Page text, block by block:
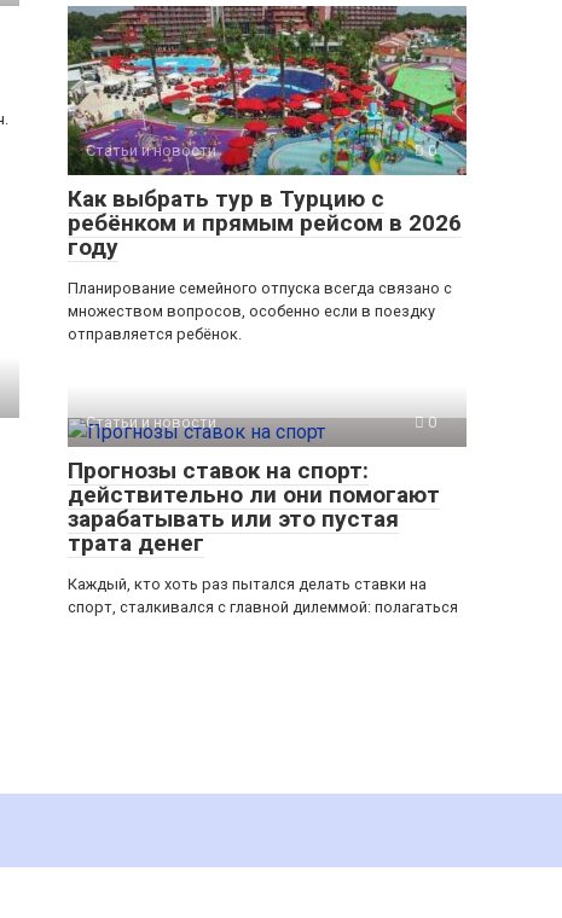
Статьи и новости 0
Как выбрать тур в Турцию с
ребёнком и прямым рейсом в 2026
году
Планирование семейного отпуска всегда связано с
множеством вопросов, особенно если в поездку
отправляется ребёнок.
Статьи и новости 0
Прогнозы ставок на спорт:
действительно ли они помогают
зарабатывать или это пустая
трата денег
Каждый, кто хоть раз пытался делать ставки на
спорт, сталкивался с главной дилеммой: полагаться